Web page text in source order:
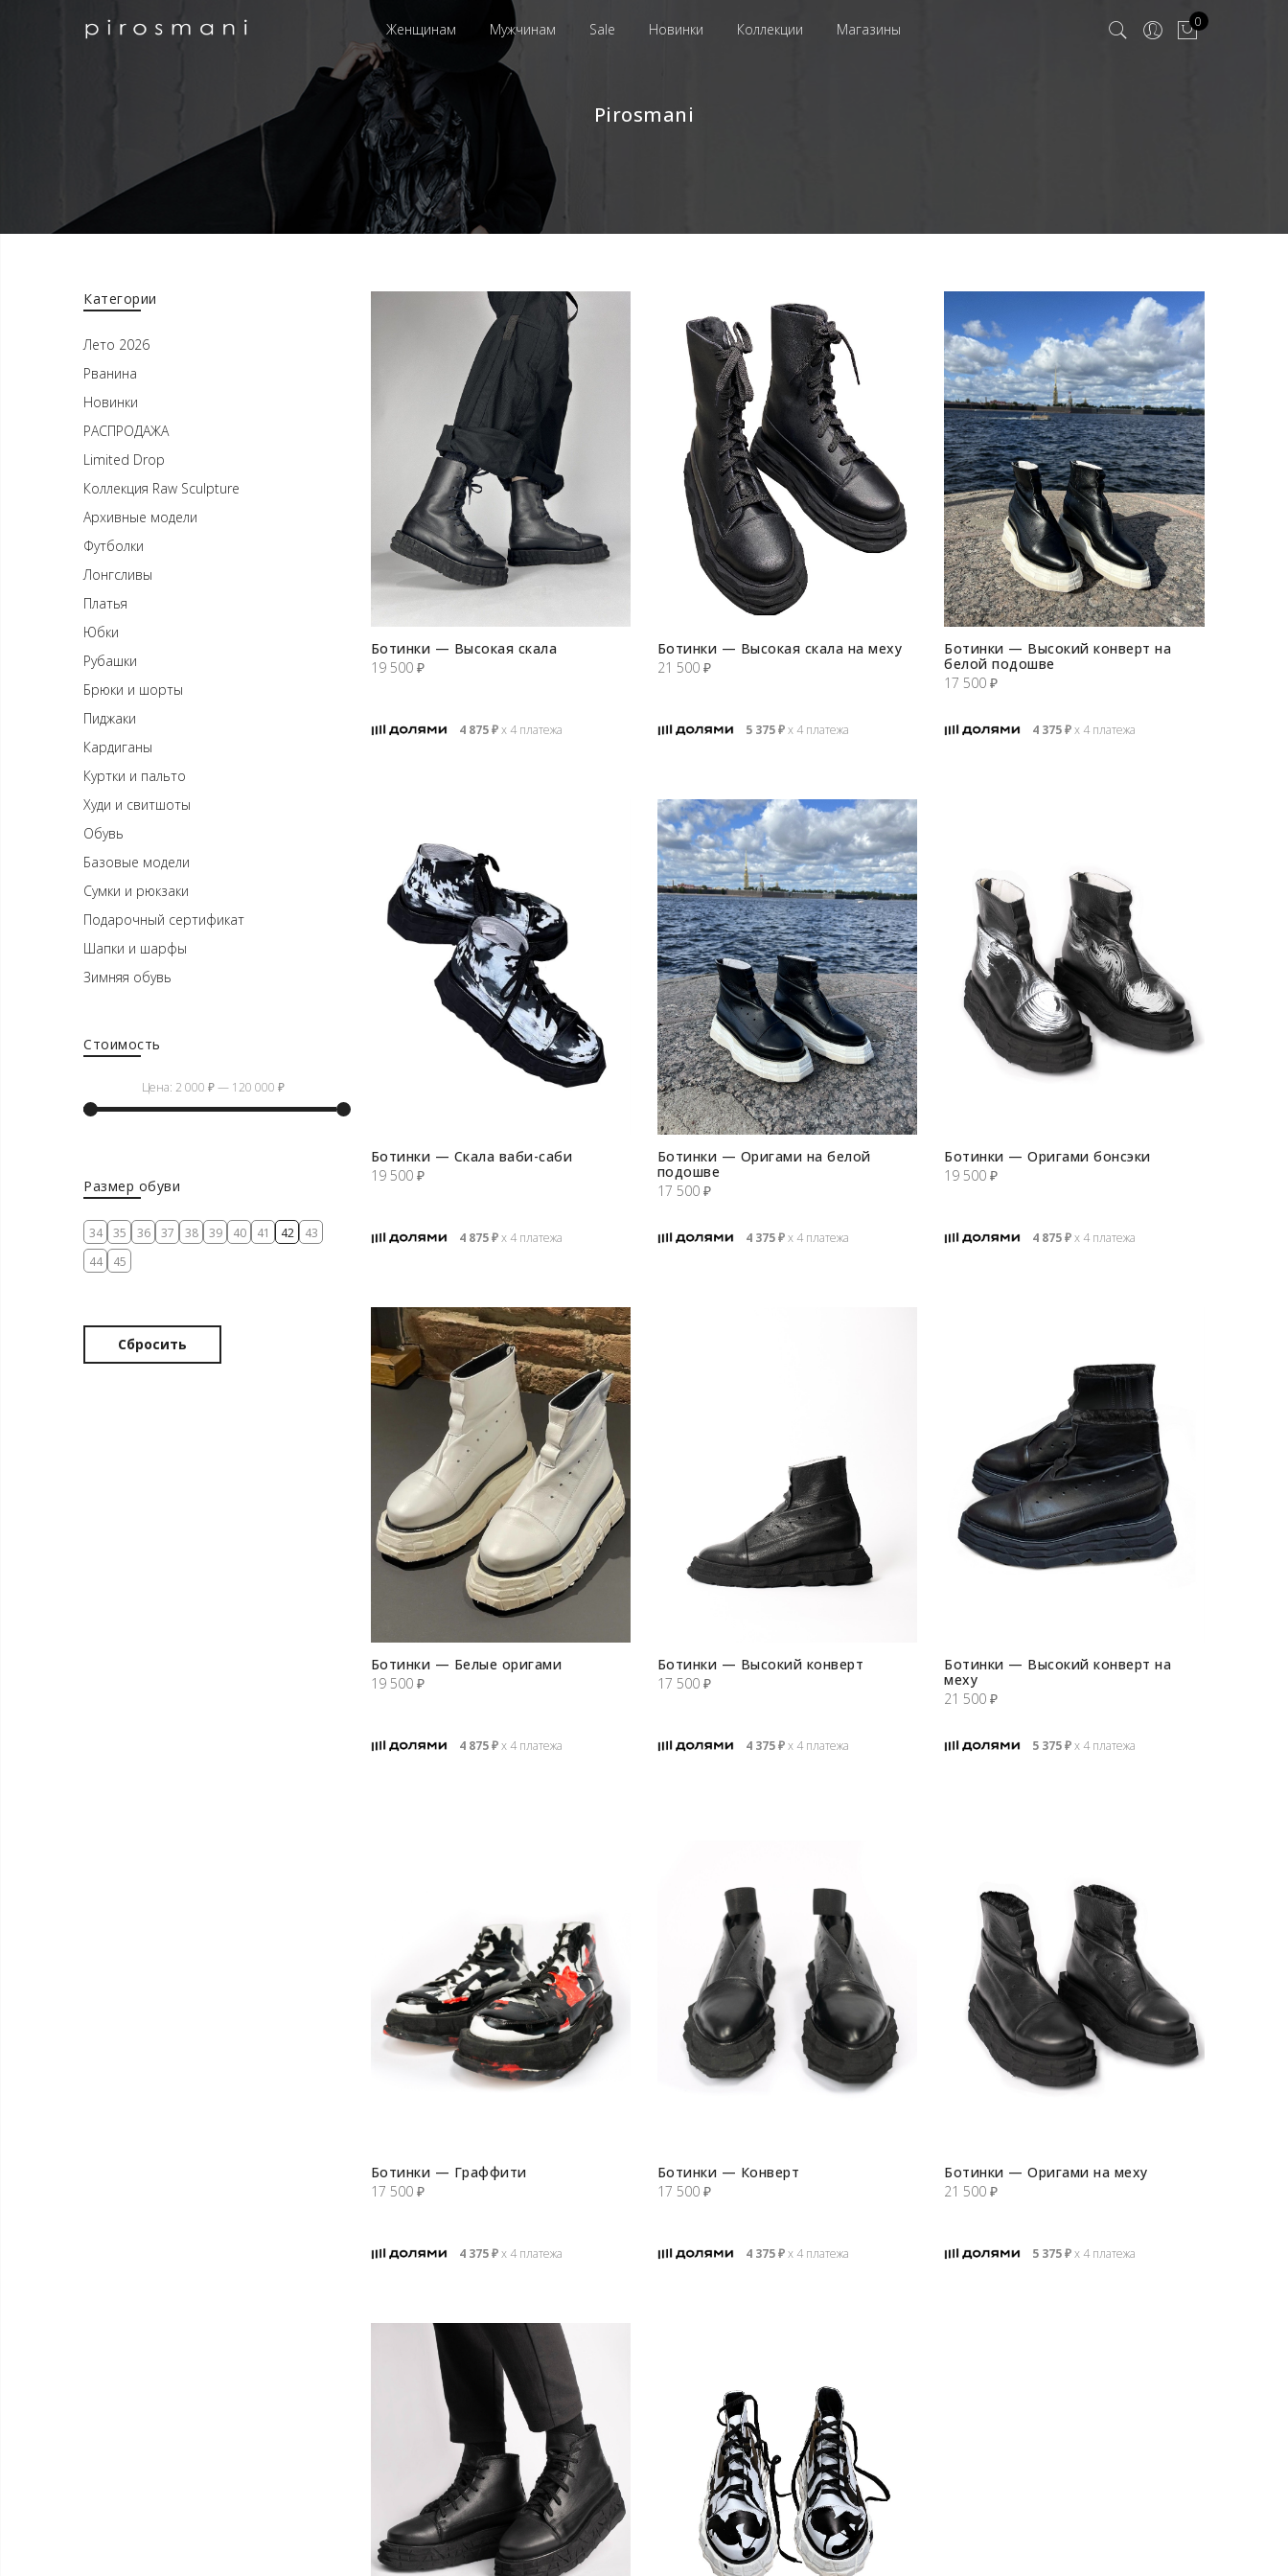
Женщинам Мужчинам Sale Новинки Коллекции Магазины 0
Pirosmani
Ботинки — Высокая скала
19 500 ₽
4 875₽х 4 платежа
Ботинки — Высокая скала на меху
21 500 ₽
5 375₽х 4 платежа
Ботинки — Высокий конверт на
белой подошве
17 500₽
4 375₽х 4 платежа
Ботинки — Скала ваби-cаби
19 500 ₽
4 875₽х 4 платежа
Ботинки — Оригами на белой
подошве
17 500 ₽
4 375₽х 4 платежа
Ботинки — Оригами бонсэки
19 500₽
4 875₽х 4 платежа
Ботинки — Белые оригами
19 500 ₽
4 875₽х 4 платежа
Ботинки — Высокий конверт
17 500 ₽
4 375₽х 4 платежа
Ботинки — Высокий конверт на
меху
21 500₽
5 375₽х 4 платежа
Ботинки — Граффити
17 500 ₽
4 375₽х 4 платежа
Ботинки — Конверт
17 500 ₽
4 375₽х 4 платежа
Ботинки — Оригами на меху
21 500₽
5 375₽х 4 платежа
Категории
Лето 2026
Рванина
Новинки
РАСПРОДАЖА
Limited Drop
Коллекция Raw Sculpture
Архивные модели
Футболки
Лонгсливы
Платья
Юбки
Рубашки
Брюки и шорты
Пиджаки
Кардиганы
Куртки и пальто
Худи и свитшоты
Обувь
Базовые модели
Сумки и рюкзаки
Подарочный сертификат
Шапки и шарфы
Зимняя обувь
Стоимость
Цена:2 000 ₽— 120 000 ₽
Размер обуви
34 35 36 37 38 39 40 41 42
43
44
45
Сбросить